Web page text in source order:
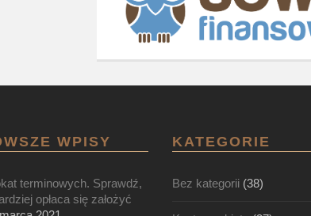
WPISY
terminowych. Sprawdź,
opłaca się założyć
KATEGORIE
Bez kategorii (38)